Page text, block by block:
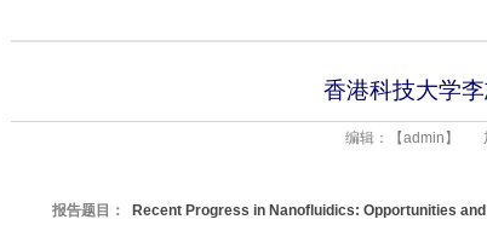
香港科技大学
编辑：【admin】
报告题目： Recent Progress in Nanofluidics: Opportunities